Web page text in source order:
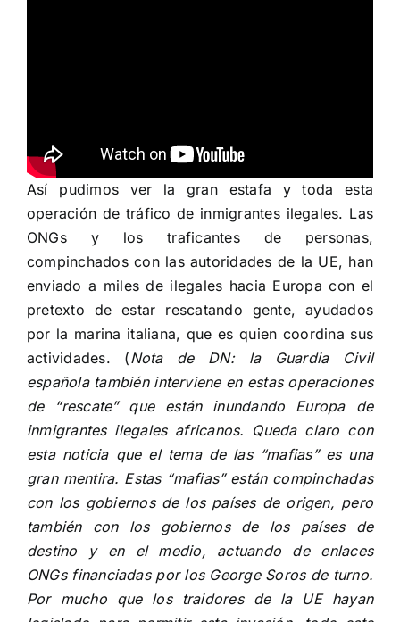
Así pudimos ver la gran estafa y toda esta
operación de tráfico de inmigrantes ilegales. Las
ONGs y los traficantes de personas,
compinchados con las autoridades de la UE, han
enviado a miles de ilegales hacia Europa con el
pretexto de estar rescatando gente, ayudados
por la marina italiana, que es quien coordina sus
actividades. (Nota de DN: la Guardia Civil
española también interviene en estas operaciones
de “rescate” que están inundando Europa de
inmigrantes ilegales africanos. Queda claro con
esta noticia que el tema de las “mafias” es una
gran mentira. Estas “mafias” están compinchadas
con los gobiernos de los países de origen, pero
también con los gobiernos de los países de
destino y en el medio, actuando de enlaces
ONGs financiadas por los George Soros de turno.
Por mucho que los traidores de la UE hayan